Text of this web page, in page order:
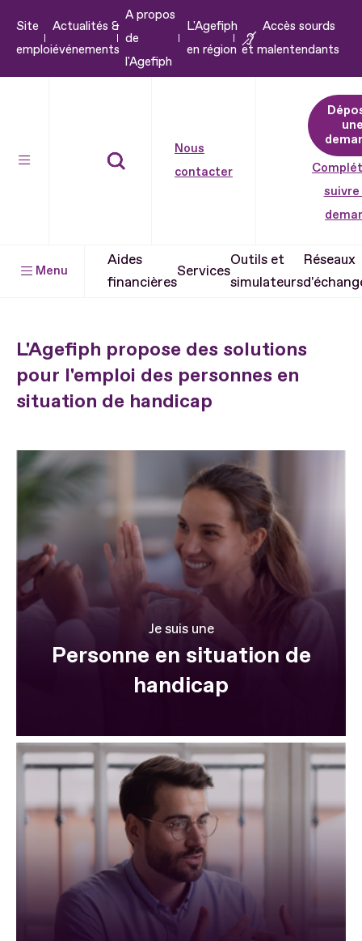
Aller
Site
emploi
Actualités &
événements
A propos
de
l'Agefiph
L'Agefiph
en région
Accès sourds
et malentendants
Nous
contacter
suivre
Menu
Aides
financières
Services
Outils et
simulateurs
Réseaux
L'Agefiph propose des solutions
pour l'emploi des personnes en
situation de handicap
Je suis une
Personne en situation de
handicap